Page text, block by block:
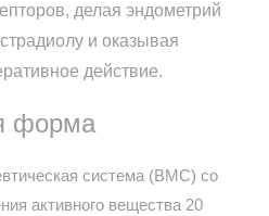
делая эндометрий
и оказывая
действие.
форма
система (ВМС) со
активного вещества 20